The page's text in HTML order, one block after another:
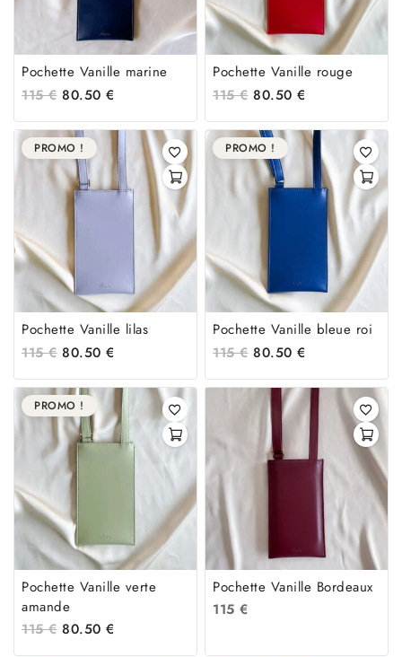
Pochette Vanille marine
115€ 80.50 €
Pochette Vanille rouge
115€ 80.50 €
PROMO !
Pochette Vanille lilas
115€ 80.50 €
PROMO !
Pochette Vanille bleue roi
115€ 80.50 €
PROMO !
Pochette Vanille verte
amande
115€ 80.50 €
Pochette Vanille Bordeaux
115 €